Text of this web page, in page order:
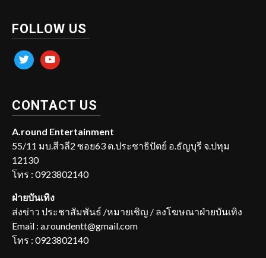
FOLLOW US
twitter youtube
CONTACT US
A.round Entertainment
55/11 มบ.สีวลี2 ซอย63 ต.ประชาธิปัตย์ อ.ธัญบุรี จ.ปทุม
12130
โทร : 0923802140
ฝ่ายบันเทิง
ส่งข่าว ประชาสัมพันธ์ /หมายเชิญ / ลงโฆษณาฝ่ายบันเทิง
Email : a.roundentt@gmail.com
โทร : 0923802140